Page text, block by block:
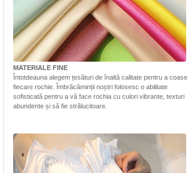
MATERIALE FINE
Întotdeauna alegem țesături de înaltă calitate pentru a coase
fiecare rochie. Îmbrăcăminții noștri folosesc o abilitate
sofisticată pentru a vă face rochia cu culori vibrante, texturi
abundente și să fie strălucitoare.